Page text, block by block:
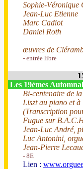
Sophie-Véronique
Jean-Luc Etienne
Marc Cadiot
Daniel Roth
œuvres de
- entrée libre
Les 19èmes
Bi-centenaire de
Liszt au piano et
(Transcription
Fugue sur
Jean-Luc André,
Luc Antonini,
Jean-Pierre
- 8E
Lien :